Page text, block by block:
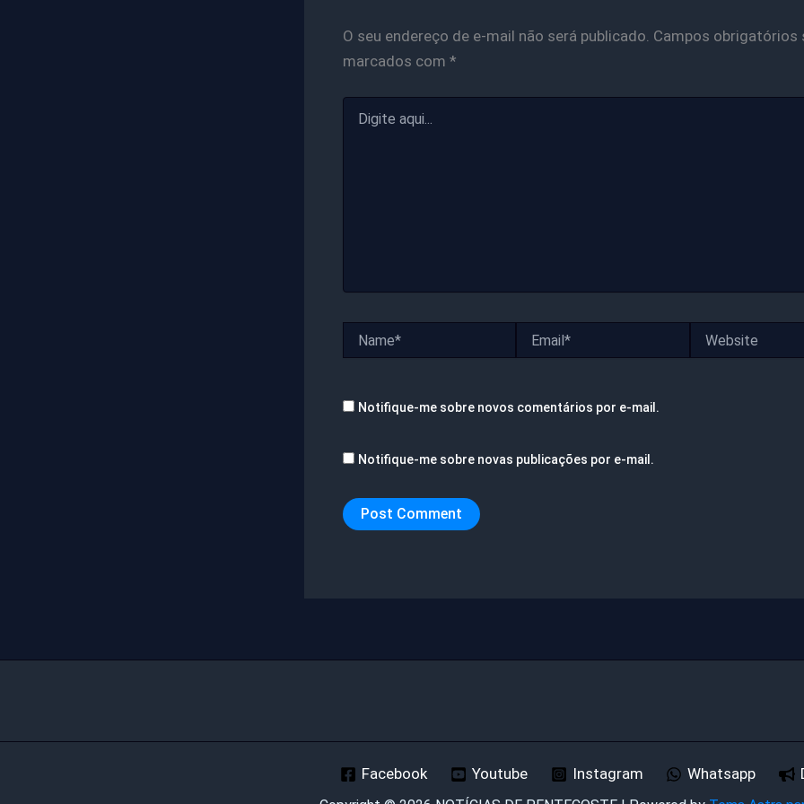
O seu endereço de e-mail não será publicado. Campos obrigatórios
marcados com *
aqui...
Notifique-me sobre novos comentários por e-mail.
Notifique-me sobre novas publicações por e-mail.
Facebook Youtube Instagram Whatsapp